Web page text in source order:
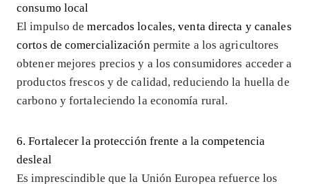
consumo local
El impulso demercados locales, venta directa y canales
cortos de comercialización permite a los agricultores
obtener mejores precios y a los consumidores acceder a
productos frescos y de calidad, reduciendo la huella de
carbono y fortaleciendo la economía rural.
6. Fortalecer la protección frente a la competencia
desleal
Es imprescindible que la Unión Europea refuerce los